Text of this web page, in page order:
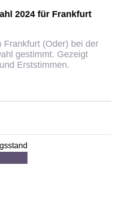
2024 für Frankfurt
Frankfurt (Oder) bei der
gestimmt. Gezeigt
Erststimmen.